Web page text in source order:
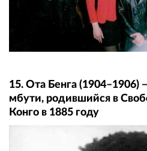
15. Ота Бенга
мбути, родившийся в
Конго в 1885 году